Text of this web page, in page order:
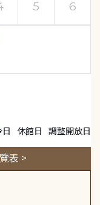
5 6
日 休館日 調整開放日
表 >